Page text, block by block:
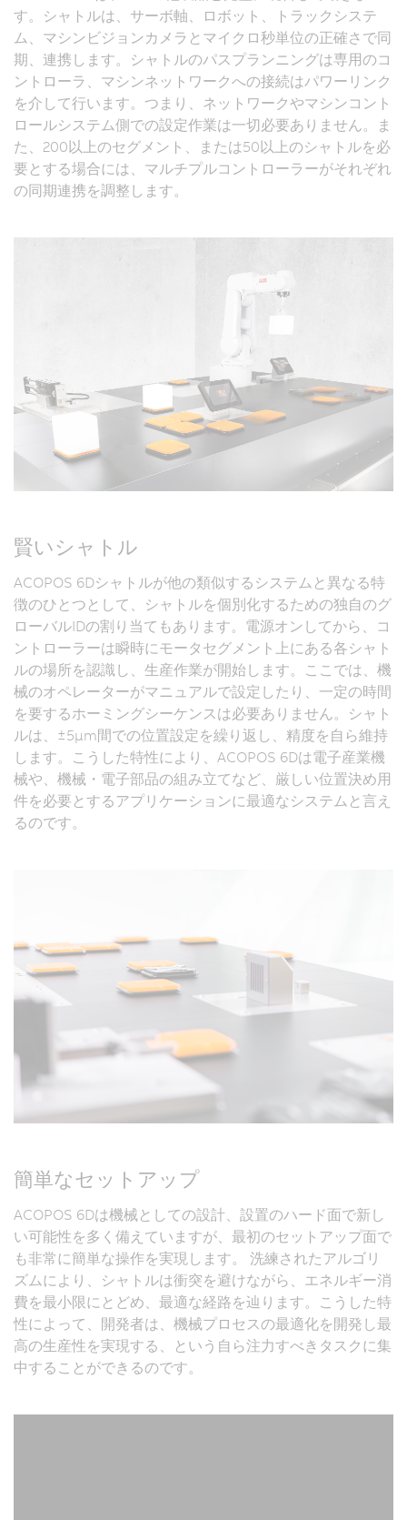
す。シャトルは、サーボ軸、ロボット、トラックシステ
ム、マシンビジョンカメラとマイクロ秒単位の正確さで同
期、連携します。シャトルのパスプランニングは専用のコ
ントローラ、マシンネットワークへの接続はパワーリンク
を介して行います。つまり、ネットワークやマシンコント
ロールシステム側での設定作業は一切必要ありません。ま
た、200以上のセグメント、または50以上のシャトルを必
要とする場合には、マルチプルコントローラーがそれぞれ
の同期連携を調整します。
賢いシャトル
ACOPOS 6Dシャトルが他の類似するシステムと異なる特
徴のひとつとして、シャトルを個別化するための独自のグ
ローバルIDの割り当てもあります。電源オンしてから、コ
ントローラーは瞬時にモータセグメント上にある各シャト
ルの場所を認識し、生産作業が開始します。ここでは、機
械のオペレーターがマニュアルで設定したり、一定の時間
を要するホーミングシーケンスは必要ありません。シャト
ルは、±5µm間での位置設定を繰り返し、精度を自ら維持
します。こうした特性により、ACOPOS 6Dは電子産業機
械や、機械・電子部品の組み立てなど、厳しい位置決め用
件を必要とするアプリケーションに最適なシステムと言え
るのです。
簡単なセットアップ
ACOPOS 6Dは機械としての設計、設置のハード面で新し
い可能性を多く備えていますが、最初のセットアップ面で
も非常に簡単な操作を実現します。 洗練されたアルゴリ
ズムにより、シャトルは衝突を避けながら、エネルギー消
費を最小限にとどめ、最適な経路を辿ります。こうした特
性によって、開発者は、機械プロセスの最適化を開発し最
高の生産性を実現する、という自ら注力すべきタスクに集
中することができるのです。